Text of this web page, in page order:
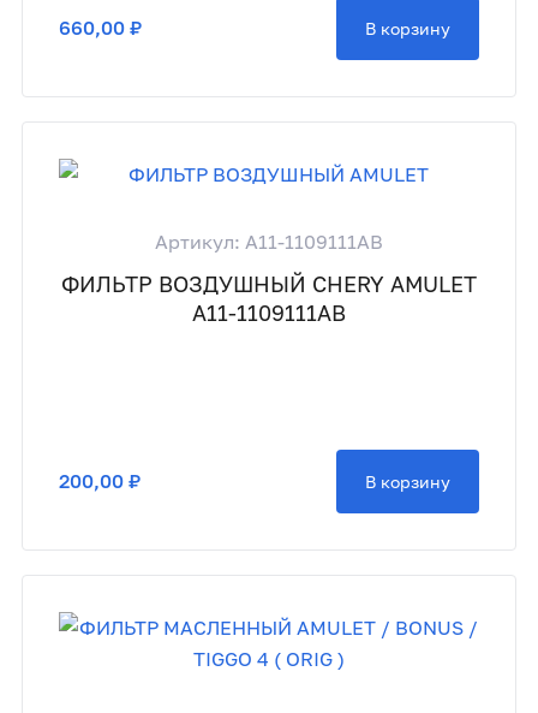
660,00 ₽ В корзину
Артикул: A11-1109111AB
ФИЛЬТР ВОЗДУШНЫЙ CHERY AMULET
A11-1109111AB
200,00 ₽ В корзину